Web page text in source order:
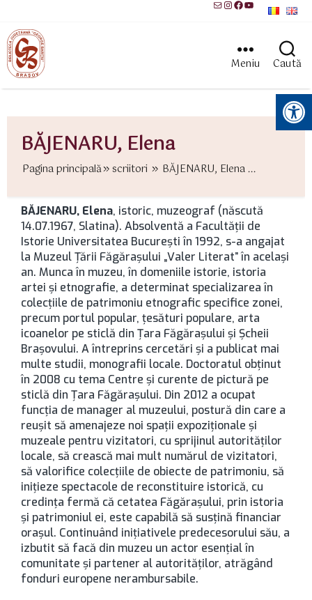
MailInstagram
Facebook
YouTube
Meniu Caută
Instrumente pentru accesibilitate
BĂJENARU, Elena
Pagina principală scriitori BĂJENARU, Elena ...
BĂJENARU, Elena, istoric, muzeograf (născută
14.07.1967, Slatina). Absolventă a Facultăţii de
Istorie Universitatea Bucureşti în 1992, s-a angajat
la Muzeul Țării Făgărașului „Valer Literat” în acelaşi
an. Munca în muzeu, în domeniile istorie, istoria
artei şi etnografie, a determinat specializarea în
colecţiile de patrimoniu etnografic specifice zonei,
precum portul popular, țesături populare, arta
icoanelor pe sticlă din Ţara Făgăraşului şi Şcheii
Braşovului. A întreprins cercetări şi a publicat mai
multe studii, monografii locale. Doctoratul obținut
în 2008 cu tema Centre și curente de pictură pe
sticlă din Țara Făgărașului. Din 2012 a ocupat
funcţia de manager al muzeului, postură din care a
reuşit să amenajeze noi spaţii expoziţionale şi
muzeale pentru vizitatori, cu sprijinul autorităţilor
locale, să crească mai mult numărul de vizitatori,
să valorifice colecţiile de obiecte de patrimoniu, să
iniţieze spectacole de reconstituire istorică, cu
credinţa fermă că cetatea Făgăraşului, prin istoria
şi patrimoniul ei, este capabilă să susţină financiar
oraşul. Continuând iniţiativele predecesorului său, a
izbutit să facă din muzeu un actor esenţial în
comunitate şi partener al autorităţilor, atrăgând
fonduri europene nerambursabile.